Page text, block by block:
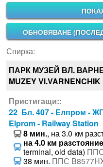
ОБНОВЯВАНЕ (
Спирка:
ПАРК МУЗЕЙ ВЛ.
MUZEY Vl.VARNENCHIK
Пристигащи::
22 Бл. 407 - Елпром -
Elprom - Railway Station
8 мин., на 3.0 км
на 4.0 км разстояние
terminal, old data)
38 мин. ППС